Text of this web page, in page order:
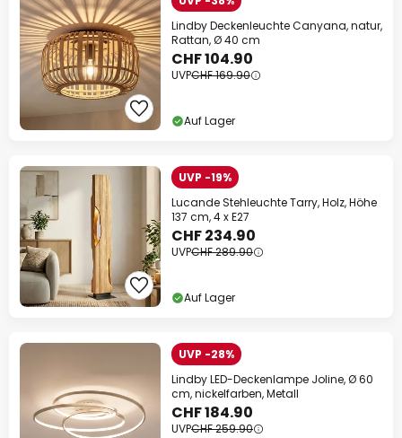
Lindby Deckenleuchte Canyana, natur,
Rattan, Ø 40 cm
CHF 104.90
UVPCHF 169.90
Auf Lager
UVP -19%
Lucande Stehleuchte Tarry, Holz, Höhe
137 cm, 4 x E27
CHF 234.90
UVPCHF 289.90
Auf Lager
UVP -28%
Lindby LED-Deckenlampe Joline, Ø 60
cm, nickelfarben, Metall
CHF 184.90
UVPCHF 259.90